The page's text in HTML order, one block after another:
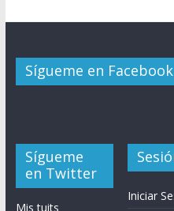
Sígueme en Facebook
Sígueme
en Twitter
Mis tuits
Iniciar